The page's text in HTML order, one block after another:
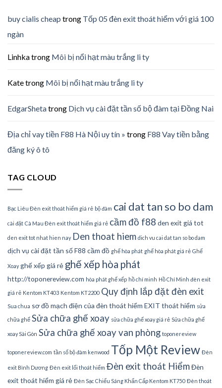
buy cialis cheap trong Tốp 05 đèn exit thoát hiểm với giá 100
ngàn
Linhkatrong Môi bị nổi hạt màu trắng li ty
Katetrong Môi bị nổi hạt màu trắng li ty
EdgarShetatrong Dịch vụ cài đặt tần số bộ đàm tại Đồng Nai
Địa chỉ vay tiền F88 Hà Nội uy tín » trong F88 Vay tiền bằng
đăng ký ô tô
TAG CLOUD
Bạc Liêu Đèn exit thoát hiểm giá rẻ bộ đàm cai dat tan so bo dam
cài đặt Cà Mau Đèn exit thoát hiểm giá rẻ cầm đồ f88 den exit giá tot
den exit tot nhat hien nay Den thoat hiem dich vu cai dat tan so bo dam
dịch vụ cài đặt tần sốF88 cầm đồ ghế hòa phát ghế hòa phát giá rẻ Ghế
Xoay ghế xếp giá rẻ ghế xếp hòa phát
http://toponereview.com hòa phát ghế xếp hồ chí minh Hồ Chí Minh đèn exit
giá rẻ Kentom KT403 Kentom KT2200 Quy định lắp đặt đèn exit
Sua chua sơ đồ mạch điện của đèn thoát hiểm EXIT thoát hiểm sửa
chữa ghế Sửa chữa ghế xoay sửa chữa ghế xoay giá rẻ Sửa chữa ghế
xoay Sài Gòn Sửa chữa ghế xoay van phòng toponereview
toponereview.com tần số bộ đàm kenwood Tốp Một Review Đèn
exit Bình Dương Đèn exit lối thoát hiểm Đèn exit thoát HiểmĐèn
exit thoát hiểm giá rẻ Đèn Sạc Chiếu Sáng Khẩn Cấp Kentom KT750 Đèn thoát